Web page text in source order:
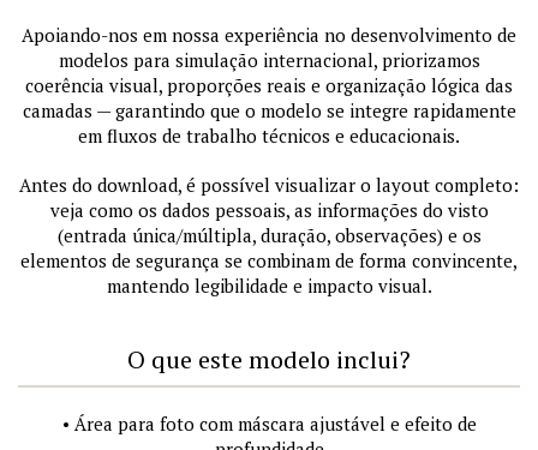
Apoiando-nos em nossa experiência no desenvolvimento de
modelos para simulação internacional, priorizamos
coerência visual, proporções reais e organização lógica das
camadas — garantindo que o modelo se integre rapidamente
em fluxos de trabalho técnicos e educacionais.
Antes do download, é possível visualizar o layout completo:
veja como os dados pessoais, as informações do visto
(entrada única/múltipla, duração, observações) e os
elementos de segurança se combinam de forma convincente,
mantendo legibilidade e impacto visual.
O que este modelo inclui?
• Área para foto com máscara ajustável e efeito de